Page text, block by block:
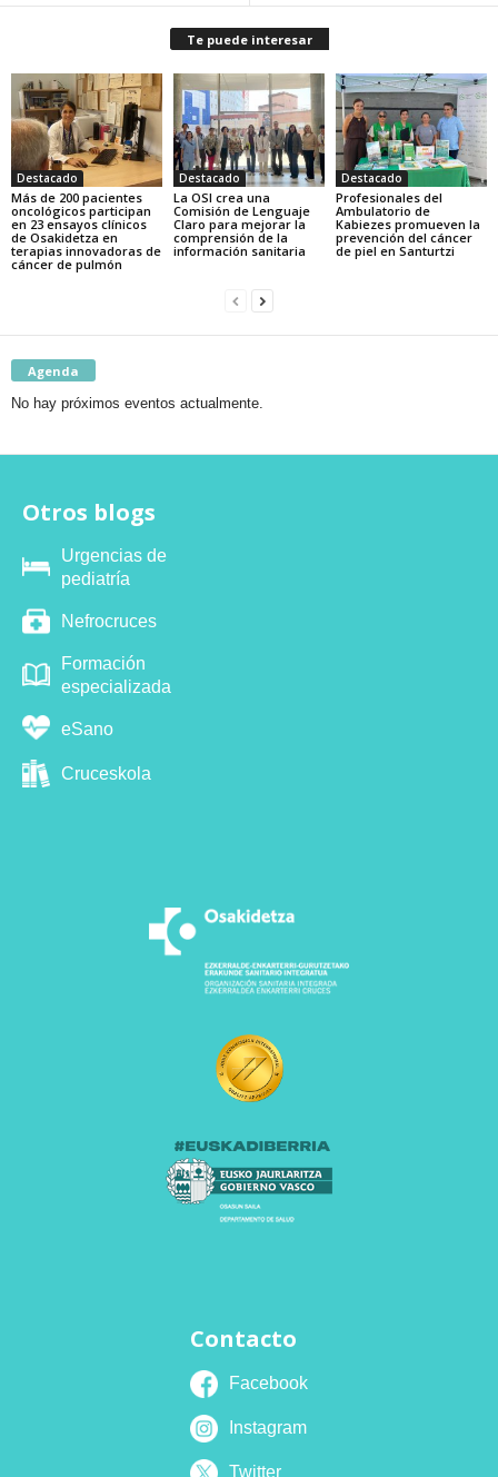
Te puede interesar
Destacado
Más de 200 pacientes
oncológicos participan
en 23 ensayos clínicos
de Osakidetza en
terapias innovadoras de
cáncer de pulmón
Destacado
La OSI crea una
Comisión de Lenguaje
Claro para mejorar la
comprensión de la
información sanitaria
Destacado
Profesionales del
Ambulatorio de
Kabiezes promueven la
prevención del cáncer
de piel en Santurtzi
Agenda
No hay próximos eventos actualmente.
Otros blogs
Urgencias de
pediatría
Nefrocruces
Formación
especializada
eSano
Cruceskola
Contacto
Facebook
Instagram
Twitter